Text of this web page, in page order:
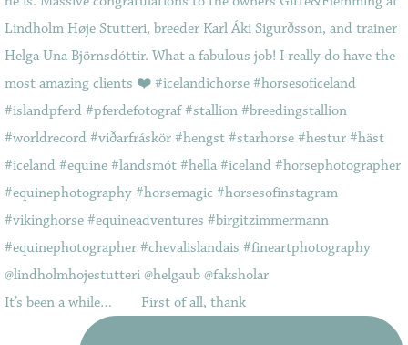
It’s been a while…⠀ ⠀ First of all, thank